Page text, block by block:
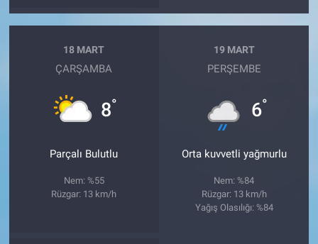
18 MART
ÇARŞAMBA
8°
Parçalı Bulutlu
Nem: %55
Rüzgar: 13 km/h
19 MART
PERŞEMBE
6°
Orta kuvvetli yağmurlu
Nem: %84
Rüzgar: 13 km/h
Yağış Olasılığı: %84